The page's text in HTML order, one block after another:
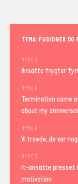
TEMA: FUSIONER OG
NYHED
Ansatte frygter
NYHED
Termination came
about my
NYHED
Vi troede, de var
NYHED
It-ansatte presset
motivation